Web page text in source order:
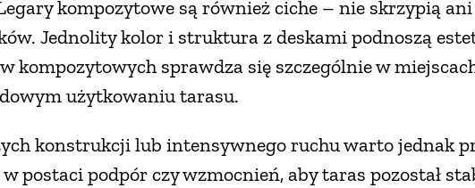
kompozytowe są również ciche – nie skrzypią
Jednolity kolor i struktura z deskami podnoszą
kompozytowych sprawdza się szczególnie w
użytkowaniu tarasu.
konstrukcji lub intensywnego ruchu warto jednak
postaci podpór czy wzmocnień, aby taras pozostał